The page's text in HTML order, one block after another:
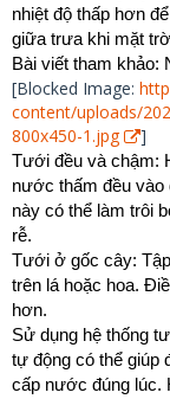
nhiệt độ thấp hơn
giữa trưa khi mặt
Bài viết tham khảo:
[Blocked Image:
content/uploads/
800x450-1.jpg
]
Tưới đều và chậm:
nước thấm đều vào
này có thể làm trôi
rễ.
Tưới ở gốc cây:
trên lá hoặc hoa.
hơn.
Sử dụng hệ thống
tự động có thể giúp
cấp nước đúng lúc.